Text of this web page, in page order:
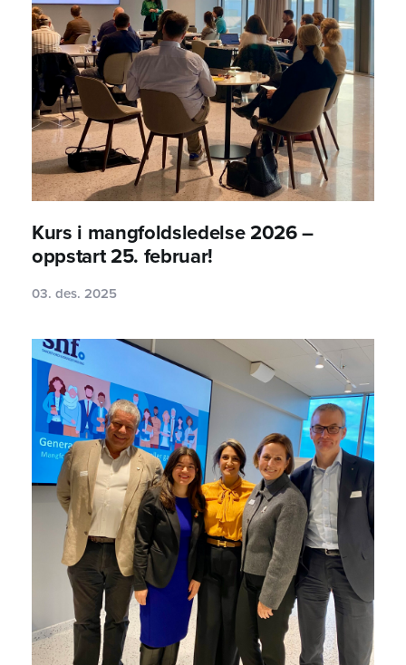
Kurs i mangfoldsledelse 2026 –
oppstart 25. februar!
03. des. 2025